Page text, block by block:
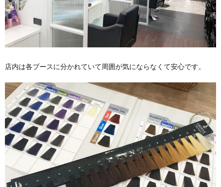
店内は各ブースに分かれていて周囲が気にならなくて安心です。